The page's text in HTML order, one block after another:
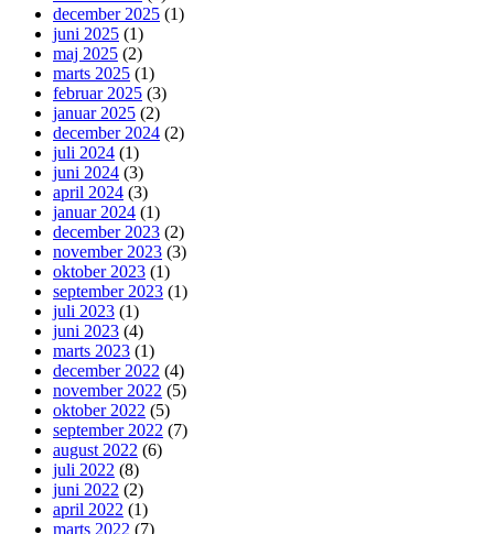
december 2025 (1)
juni 2025 (1)
maj 2025 (2)
marts 2025 (1)
februar 2025 (3)
januar 2025 (2)
december 2024 (2)
juli 2024 (1)
juni 2024 (3)
april 2024 (3)
januar 2024 (1)
december 2023 (2)
november 2023 (3)
oktober 2023 (1)
september 2023 (1)
juli 2023 (1)
juni 2023 (4)
marts 2023 (1)
december 2022 (4)
november 2022 (5)
oktober 2022 (5)
september 2022 (7)
august 2022 (6)
juli 2022 (8)
juni 2022 (2)
april 2022 (1)
marts 2022 (7)